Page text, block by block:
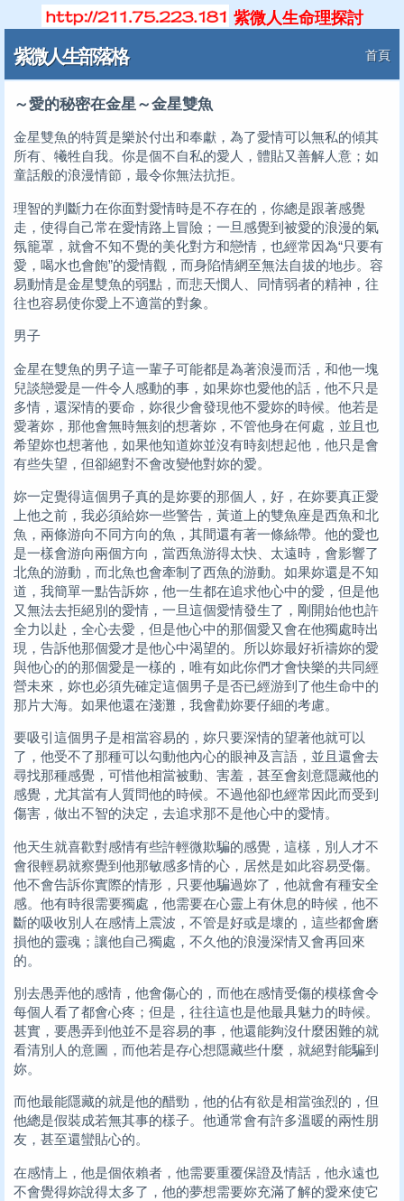
紫微人生命理探討
紫微人生部落格 首頁
～愛的秘密在金星～金星雙魚
金星雙魚的特質是樂於付出和奉獻，為了愛情可以無私的傾其
所有、犧牲自我。你是個不自私的愛人，體貼又善解人意；如
童話般的浪漫情節，最令你無法抗拒。
理智的判斷力在你面對愛情時是不存在的，你總是跟著感覺
走，使得自己常在愛情路上冒險；一旦感覺到被愛的浪漫的氣
氛籠罩，就會不知不覺的美化對方和戀情，也經常因為“只要有
愛，喝水也會飽”的愛情觀，而身陷情網至無法自拔的地步。容
易動情是金星雙魚的弱點，而悲天憫人、同情弱者的精神，往
往也容易使你愛上不適當的對象。
男子
金星在雙魚的男子這一輩子可能都是為著浪漫而活，和他一塊
兒談戀愛是一件令人感動的事，如果妳也愛他的話，他不只是
多情，還深情的要命，妳很少會發現他不愛妳的時候。他若是
愛著妳，那他會無時無刻的想著妳，不管他身在何處，並且也
希望妳也想著他，如果他知道妳並沒有時刻想起他，他只是會
有些失望，但卻絕對不會改變他對妳的愛。
妳一定覺得這個男子真的是妳要的那個人，好，在妳要真正愛
上他之前，我必須給妳一些警告，黃道上的雙魚座是西魚和北
魚，兩條游向不同方向的魚，其間還有著一條絲帶。他的愛也
是一樣會游向兩個方向，當西魚游得太快、太遠時，會影響了
北魚的游動，而北魚也會牽制了西魚的游動。如果妳還是不知
道，我簡單一點告訴妳，他一生都在追求他心中的愛，但是他
又無法去拒絕別的愛情，一旦這個愛情發生了，剛開始他也許
全力以赴，全心去愛，但是他心中的那個愛又會在他獨處時出
現，告訴他那個愛才是他心中渴望的。所以妳最好祈禱妳的愛
與他心的的那個愛是一樣的，唯有如此你們才會快樂的共同經
營未來，妳也必須先確定這個男子是否已經游到了他生命中的
那片大海。如果他還在淺灘，我會勸妳要仔細的考慮。
要吸引這個男子是相當容易的，妳只要深情的望著他就可以
了，他受不了那種可以勾動他內心的眼神及言語，並且還會去
尋找那種感覺，可惜他相當被動、害羞，甚至會刻意隱藏他的
感覺，尤其當有人質問他的時候。不過他卻也經常因此而受到
傷害，做出不智的決定，去追求那不是他心中的愛情。
他天生就喜歡對感情有些許輕微欺騙的感覺，這樣，別人才不
會很輕易就察覺到他那敏感多情的心，居然是如此容易受傷。
他不會告訴你實際的情形，只要他騙過妳了，他就會有種安全
感。他有時很需要獨處，他需要在心靈上有休息的時候，他不
斷的吸收別人在感情上震波，不管是好或是壞的，這些都會磨
損他的靈魂；讓他自己獨處，不久他的浪漫深情又會再回來
的。
別去愚弄他的感情，他會傷心的，而他在感情受傷的模樣會令
每個人看了都會心疼；但是，往往這也是他最具魅力的時候。
甚實，要愚弄到他並不是容易的事，他還能夠沒什麼困難的就
看清別人的意圖，而他若是存心想隱藏些什麼，就絕對能騙到
妳。
而他最能隱藏的就是他的醋勁，他的佔有欲是相當強烈的，但
他總是假裝成若無其事的樣子。他通常會有許多溫暖的兩性朋
友，甚至還蠻貼心的。
在感情上，他是個依賴者，他需要重覆保證及情話，他永遠也
不會覺得妳說得太多了，他的夢想需要妳充滿了解的愛來使它